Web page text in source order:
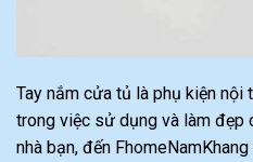
Tay nắm cửa tủ là phụ kiện nội
trong việc sử dụng và làm đẹp
nhà bạn, đến